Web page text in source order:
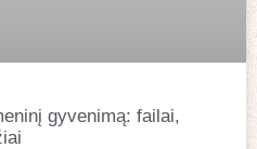
gyvenimą: failai,